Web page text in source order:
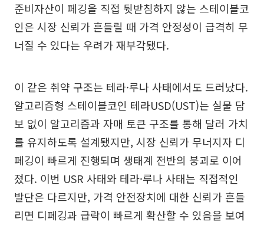
준비자산이 페깅을 직접 뒷받침하지 않는 스테이블코
인은 시장 신뢰가 흔들릴 때 가격 안정성이 급격히 무
너질 수 있다는 우려가 재부각됐다.
이 같은 취약 구조는 테라·루나 사태에서도 드러났다.
알고리즘형 스테이블코인 테라USD(UST)는 실물 담
보 없이 알고리즘과 자매 토큰 구조를 통해 달러 가치
를 유지하도록 설계됐지만, 시장 신뢰가 무너지자 디
페깅이 빠르게 진행되며 생태계 전반의 붕괴로 이어
졌다. 이번 USR 사태와 테라·루나 사태는 직접적인
발단은 다르지만, 가격 안전장치에 대한 신뢰가 흔들
리면 디페깅과 급락이 빠르게 확산할 수 있음을 보여